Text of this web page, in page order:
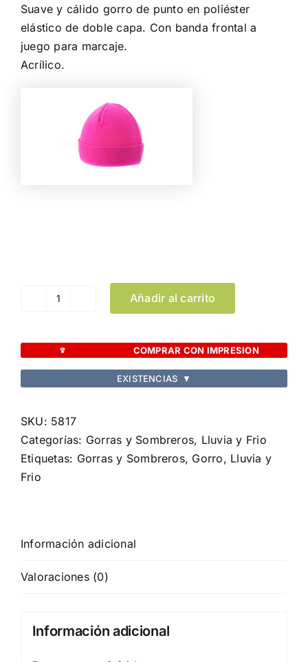
Suave y cálido gorro de punto en poliéster
elástico de doble capa. Con banda frontal a
juego para marcaje.
Acrílico.
Gorro
cantidad
Añadir al carrito
COMPRAR CON IMPRESION
EXISTENCIAS ▼
SKU: 5817
Categorías: Gorras y Sombreros, Lluvia y Frio
Etiquetas: Gorras y Sombreros, Gorro, Lluvia y
Frio
Información adicional
Valoraciones (0)
Información adicional